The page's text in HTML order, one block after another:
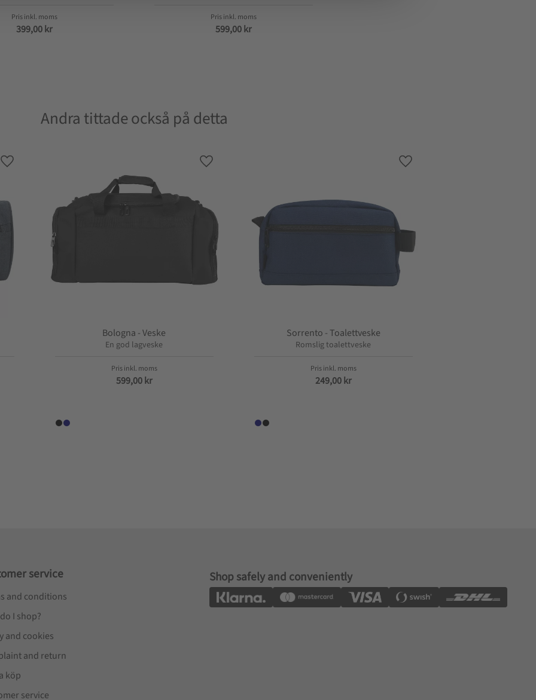
399,00kr 599,00kr
Andra tittade också på detta
Lagre som favoritt
Bologna - Veske
En god lagveske
599,00kr
Lagre som favoritt
Sorrento - Toalettveske
Romslig toalettveske
249,00kr
Lagre som favoritt
service
and conditions
I shop?
and cookies
and return
köp
service
Shop safely and conveniently